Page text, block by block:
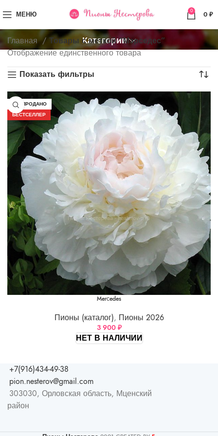
МЕНЮ 0 0 ₽
Категории
Главная
Товары с меткой “Мэрседес”
Отображение единственного товара
Показать фильтры
РАСПРОДАНО
БЕСТСЕЛЛЕР
Merсedes
Пионы (каталог), Пионы 2026
3 900 ₽
НЕТ В НАЛИЧИИ
+7(916)434-49-38
pion.nesterov@gmail.com
303030, Орловская область, Мценский
район